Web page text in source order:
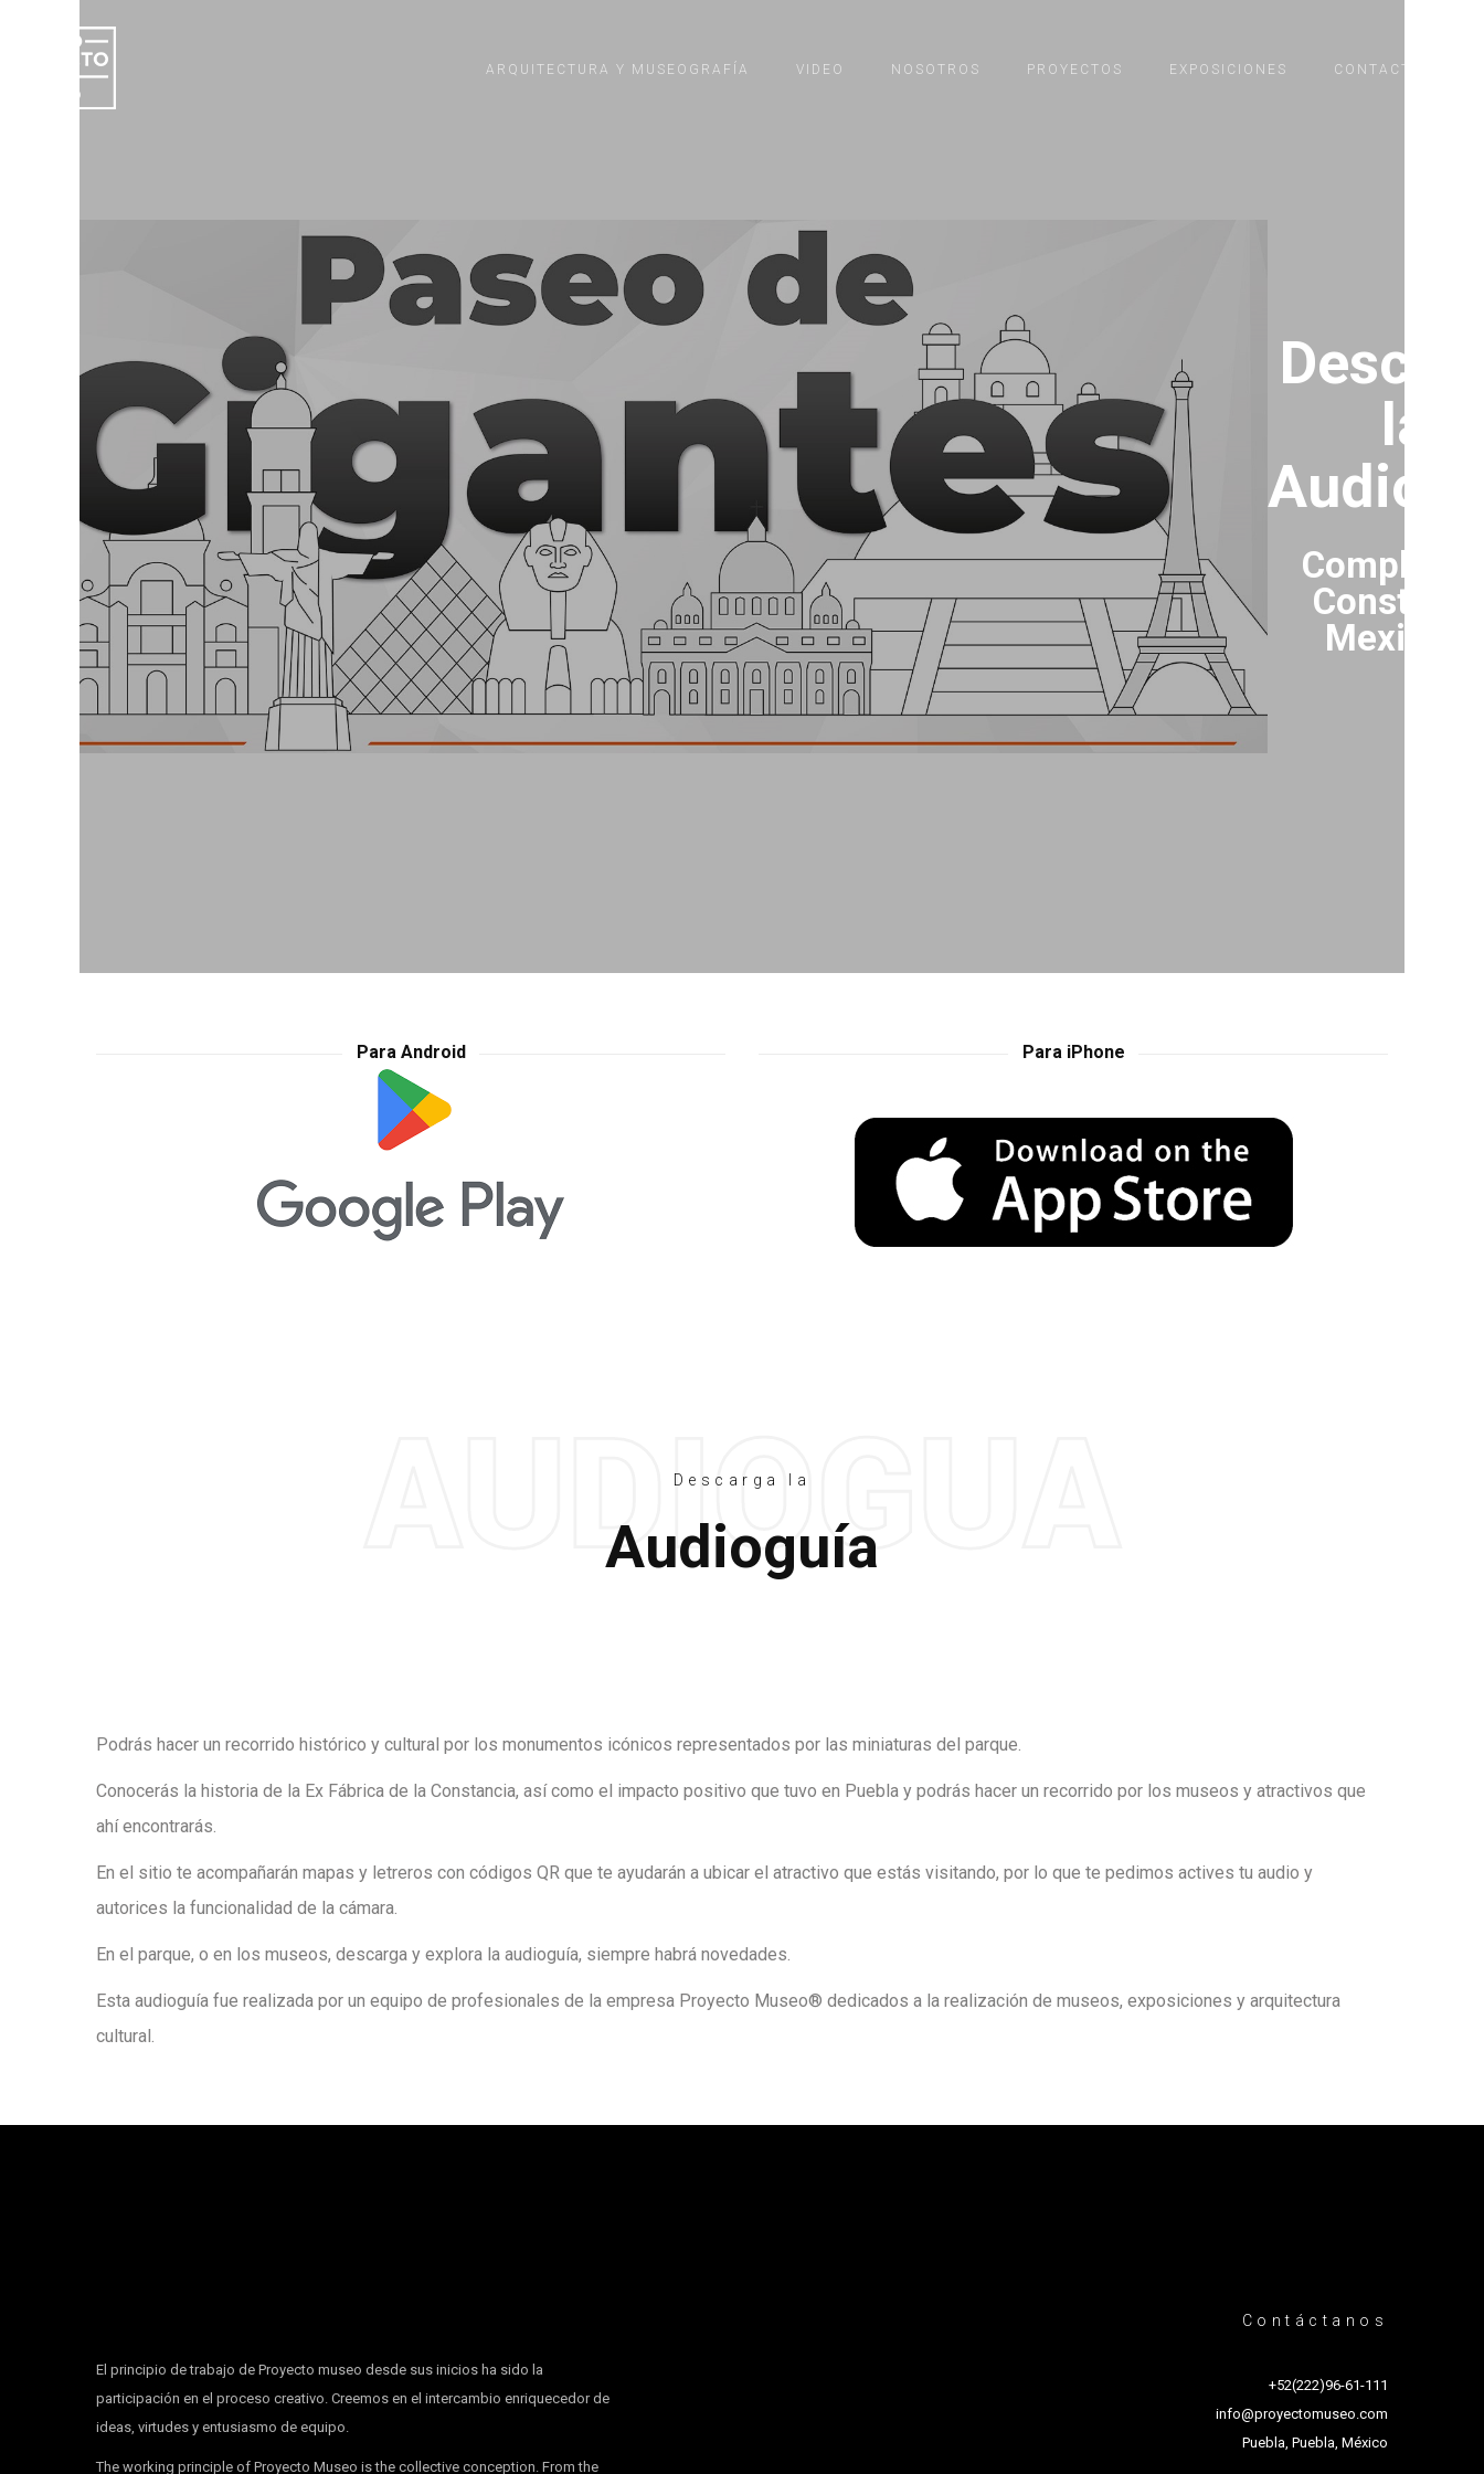
ARQUITECTURA Y MUSEOGRAFÍA VIDEO NOSOTROS PROYECTOS EXPOSICIONES CONTACTO
la
Complejo
Mexicana
Para Android Para iPhone
Descarga la
Audioguía
Podrás hacer un recorrido histórico y cultural por los monumentos icónicos representados por las miniaturas del parque.
Conocerás la historia de la Ex Fábrica de la Constancia, así como el impacto positivo que tuvo en Puebla y podrás hacer un recorrido por los museos y atractivos que
ahí encontrarás.
En el sitio te acompañarán mapas y letreros con códigos QR que te ayudarán a ubicar el atractivo que estás visitando, por lo que te pedimos actives tu audio y
autorices la funcionalidad de la cámara.
En el parque, o en los museos, descarga y explora la audioguía, siempre habrá novedades.
Esta audioguía fue realizada por un equipo de profesionales de la empresa Proyecto Museo® dedicados a la realización de museos, exposiciones y arquitectura
cultural.
El principio de trabajo de Proyecto museo desde sus inicios ha sido la
participación en el proceso creativo. Creemos en el intercambio enriquecedor de
ideas, virtudes y entusiasmo de equipo.
The working principle of Proyecto Museo is the collective conception. From the
Contáctanos
+52(222)96-61-111
info@proyectomuseo.com
Puebla, Puebla, México